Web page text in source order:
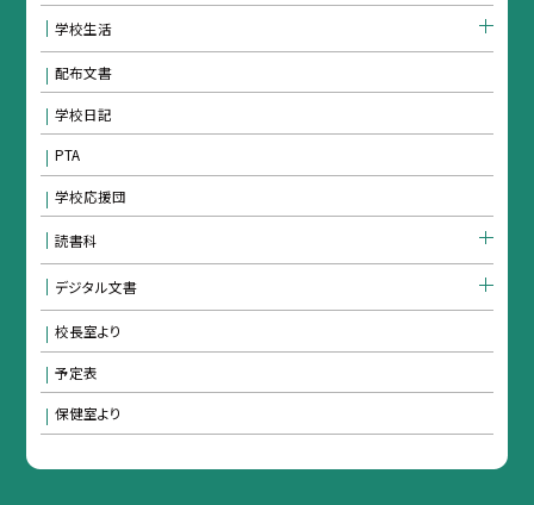
学校生活
配布文書
学校日記
PTA
学校応援団
読書科
デジタル文書
校長室より
予定表
保健室より